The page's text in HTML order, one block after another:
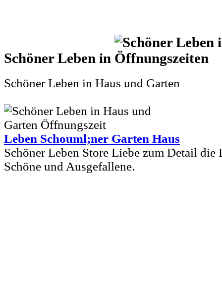
Schöner Leben in
Schöner Leben in Haus und Garten
Leben Schouml;ner Garten Haus
Schöner Leben Store Liebe zum Detail die
Schöne und Ausgefallene.